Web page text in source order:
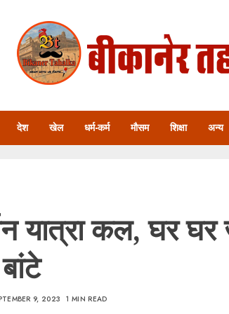
देश खेल धर्म-कर्म मौसम शिक्षा अन्य
यात्रा कल, घर
9, 2023 1 MIN READ